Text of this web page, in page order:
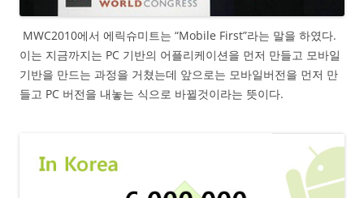
MWC2010에서 에릭슈미트는 “Mobile First”라는 말을 하였다.
이는 지금까지는 PC 기반의 어플리케이션을 먼저 만들고 모바일
기반을 만드는 과정을 거쳤는데 앞으로는 모바일버전을 먼저 만
들고 PC 버전을 내놓는 식으로 바뀔것이라는 뜻이다.